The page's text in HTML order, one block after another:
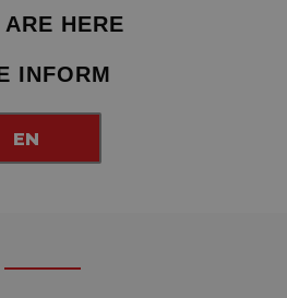
ARE HERE
INFORM
EN